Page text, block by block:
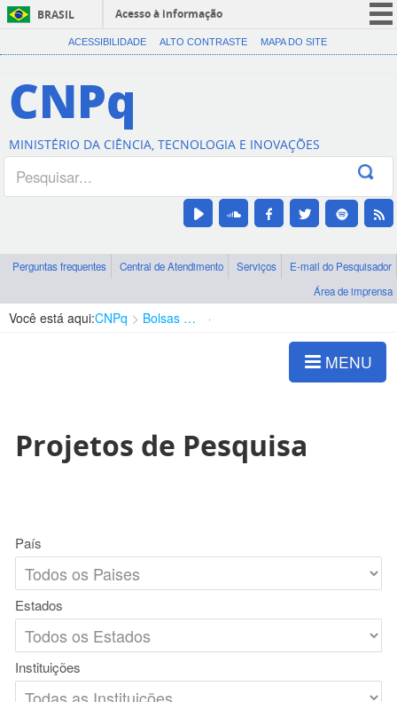
BRASIL
Acesso à informação
CORONAVÍRUS (COVID-19)
Canais
ACESSIBILIDADE ALTO CONTRASTE MAPA DO SITE
CNPq
MINISTÉRIO DA CIÊNCIA, TECNOLOGIA E INOVAÇÕES
Perguntas frequentes Central de Atendimento Serviços
E-mail do Pesquisador
Área de imprensa
Você está aqui:CNPq Bolsas e Auxílios Vigentes
MENU
Projetos de Pesquisa
País
Estados
Instituições